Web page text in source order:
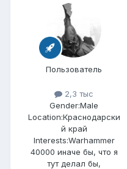
Пользователь
2,3 тыс
Gender:Male
Location:Краснодарски
й край
Interests:Warhammer
40000 иначе бы, что я
тут делал бы,